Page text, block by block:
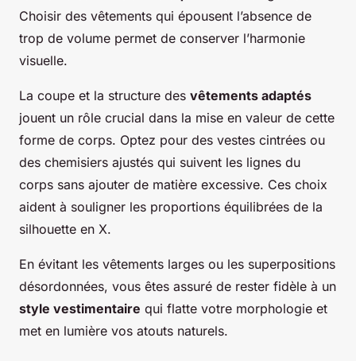
Choisir des vêtements qui épousent l’absence de
trop de volume permet de conserver l’harmonie
visuelle.
La coupe et la structure des vêtements adaptés
jouent un rôle crucial dans la mise en valeur de cette
forme de corps. Optez pour des vestes cintrées ou
des chemisiers ajustés qui suivent les lignes du
corps sans ajouter de matière excessive. Ces choix
aident à souligner les proportions équilibrées de la
silhouette en X.
En évitant les vêtements larges ou les superpositions
désordonnées, vous êtes assuré de rester fidèle à un
style vestimentaire qui flatte votre morphologie et
met en lumière vos atouts naturels.